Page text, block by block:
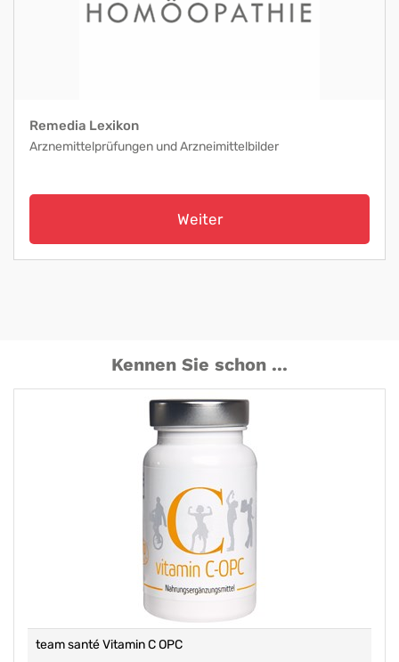
Remedia Lexikon
Arznemittelprüfungen und Arzneimittelbilder
Weiter
Kennen Sie schon ...
team santé Vitamin C OPC